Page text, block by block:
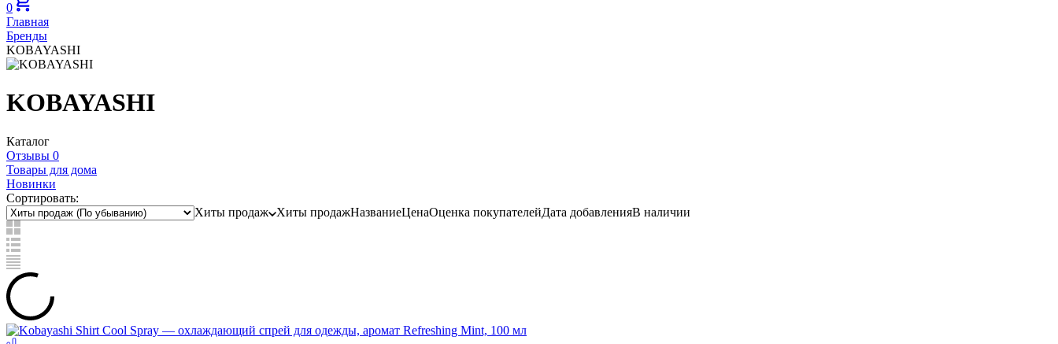
0
Главная
Бренды
KOBAYASHI
KOBAYASHI
Каталог
Отзывы 0
Товары для дома
Новинки
Сортировать:
Хиты продаж
Хиты продажНазваниеЦенаОценка покупателейДата добавленияВ наличии